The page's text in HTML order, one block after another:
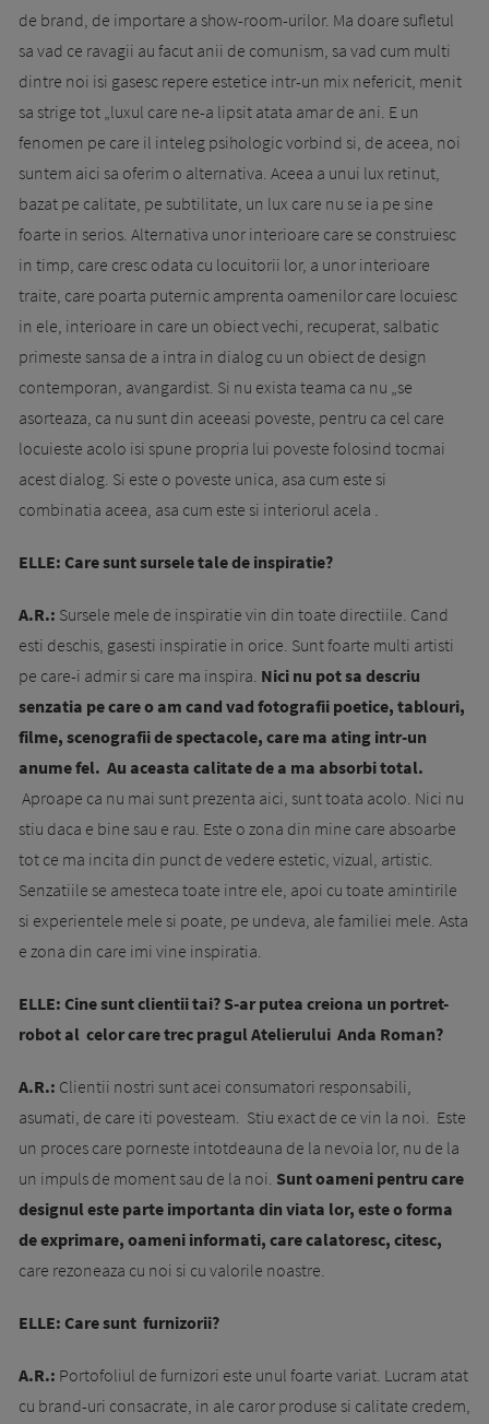
de brand, de importare a show-room-urilor. Ma doare sufletul
sa vad ce ravagii au facut anii de comunism, sa vad cum multi
dintre noi isi gasesc repere estetice intr-un mix nefericit, menit
sa strige tot „luxul care ne-a lipsit atata amar de ani. E un
fenomen pe care il inteleg psihologic vorbind si, de aceea, noi
suntem aici sa oferim o alternativa. Aceea a unui lux retinut,
bazat pe calitate, pe subtilitate, un lux care nu se ia pe sine
foarte in serios. Alternativa unor interioare care se construiesc
in timp, care cresc odata cu locuitorii lor, a unor interioare
traite, care poarta puternic amprenta oamenilor care locuiesc
in ele, interioare in care un obiect vechi, recuperat, salbatic
primeste sansa de a intra in dialog cu un obiect de design
contemporan, avangardist. Si nu exista teama ca nu „se
asorteaza, ca nu sunt din aceeasi poveste, pentru ca cel care
locuieste acolo isi spune propria lui poveste folosind tocmai
acest dialog. Si este o poveste unica, asa cum este si
combinatia aceea, asa cum este si interiorul acela .
ELLE: Care sunt sursele tale de inspiratie?
A.R.: Sursele mele de inspiratie vin din toate directiile. Cand
esti deschis, gasesti inspiratie in orice. Sunt foarte multi artisti
pe care-i admir si care ma inspira. Nici nu pot sa descriu
senzatia pe care o am cand vad fotografii poetice, tablouri,
filme, scenografii de spectacole, care ma ating intr-un
anume fel. Au aceasta calitate de a ma absorbi total.
Aproape ca nu mai sunt prezenta aici, sunt toata acolo. Nici nu
stiu daca e bine sau e rau. Este o zona din mine care absoarbe
tot ce ma incita din punct de vedere estetic, vizual, artistic.
Senzatiile se amesteca toate intre ele, apoi cu toate amintirile
si experientele mele si poate, pe undeva, ale familiei mele. Asta
e zona din care imi vine inspiratia.
ELLE: Cine sunt clientii tai? S-ar putea creiona un portret-
robot al celor care trec pragul Atelierului Anda Roman?
A.R.: Clientii nostri sunt acei consumatori responsabili,
asumati, de care iti povesteam. Stiu exact de ce vin la noi. Este
un proces care porneste intotdeauna de la nevoia lor, nu de la
un impuls de moment sau de la noi. Sunt oameni pentru care
designul este parte importanta din viata lor, este o forma
de exprimare, oameni informati, care calatoresc, citesc,
care rezoneaza cu noi si cu valorile noastre.
ELLE: Care sunt furnizorii?
A.R.: Portofoliul de furnizori este unul foarte variat. Lucram atat
cu brand-uri consacrate, in ale caror produse si calitate credem,